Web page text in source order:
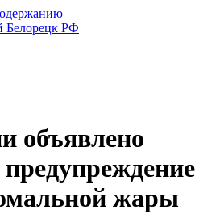
Белорецк РФ
объявлено
жары